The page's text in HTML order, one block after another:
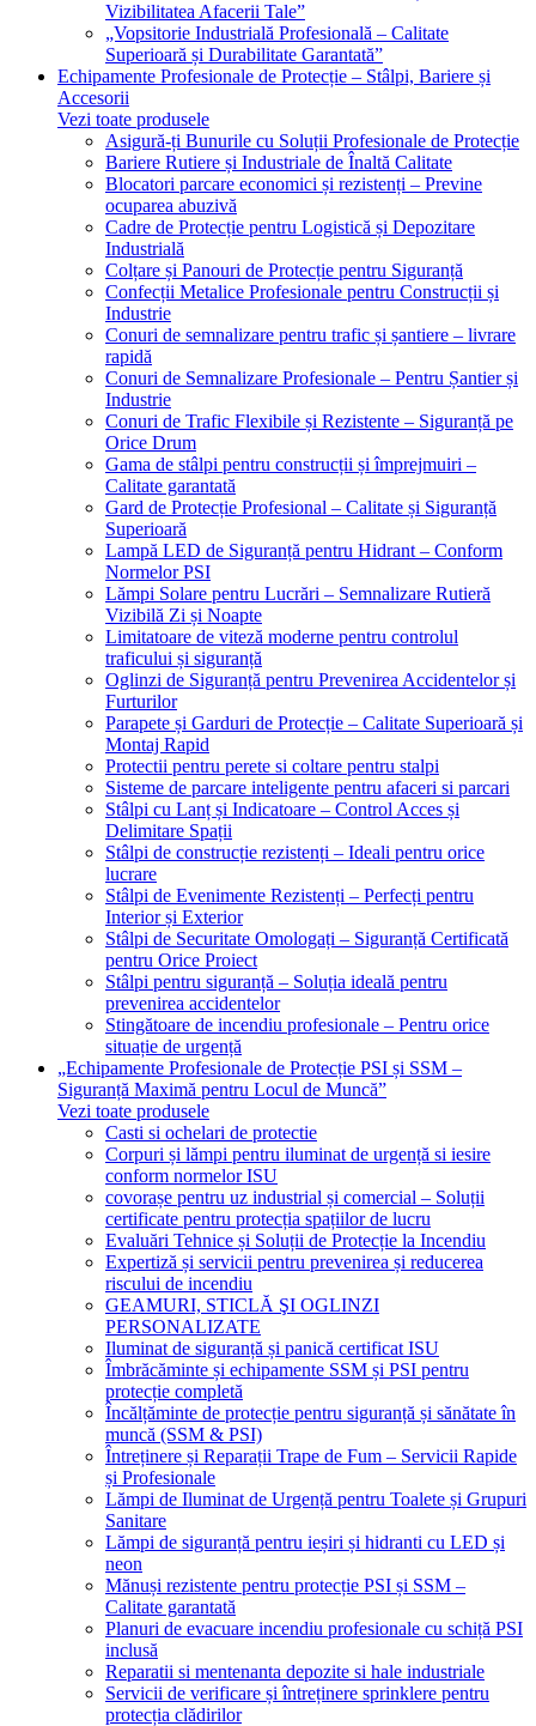
Vizibilitatea Afacerii Tale”
„Vopsitorie Industrială Profesională – Calitate
Superioară și Durabilitate Garantată”
Echipamente Profesionale de Protecție – Stâlpi, Bariere și
Accesorii
Vezi toate produsele
Asigură-ți Bunurile cu Soluții Profesionale de Protecție
Bariere Rutiere și Industriale de Înaltă Calitate
Blocatori parcare economici și rezistenți – Previne
ocuparea abuzivă
Cadre de Protecție pentru Logistică și Depozitare
Industrială
Colțare și Panouri de Protecție pentru Siguranță
Confecții Metalice Profesionale pentru Construcții și
Industrie
Conuri de semnalizare pentru trafic și șantiere – livrare
rapidă
Conuri de Semnalizare Profesionale – Pentru Șantier și
Industrie
Conuri de Trafic Flexibile și Rezistente – Siguranță pe
Orice Drum
Gama de stâlpi pentru construcții și împrejmuiri –
Calitate garantată
Gard de Protecție Profesional – Calitate și Siguranță
Superioară
Lampă LED de Siguranță pentru Hidrant – Conform
Normelor PSI
Lămpi Solare pentru Lucrări – Semnalizare Rutieră
Vizibilă Zi și Noapte
Limitatoare de viteză moderne pentru controlul
traficului și siguranță
Oglinzi de Siguranță pentru Prevenirea Accidentelor și
Furturilor
Parapete și Garduri de Protecție – Calitate Superioară și
Montaj Rapid
Protectii pentru perete si coltare pentru stalpi
Sisteme de parcare inteligente pentru afaceri si parcari
Stâlpi cu Lanț și Indicatoare – Control Acces și
Delimitare Spații
Stâlpi de construcție rezistenți – Ideali pentru orice
lucrare
Stâlpi de Evenimente Rezistenți – Perfecți pentru
Interior și Exterior
Stâlpi de Securitate Omologați – Siguranță Certificată
pentru Orice Proiect
Stâlpi pentru siguranță – Soluția ideală pentru
prevenirea accidentelor
Stingătoare de incendiu profesionale – Pentru orice
situație de urgență
„Echipamente Profesionale de Protecție PSI și SSM –
Siguranță Maximă pentru Locul de Muncă”
Vezi toate produsele
Casti si ochelari de protectie
Corpuri și lămpi pentru iluminat de urgență si iesire
conform normelor ISU
covorașe pentru uz industrial și comercial – Soluții
certificate pentru protecția spațiilor de lucru
Evaluări Tehnice și Soluții de Protecție la Incendiu
Expertiză și servicii pentru prevenirea și reducerea
riscului de incendiu
GEAMURI, STICLĂ ŞI OGLINZI
PERSONALIZATE
Iluminat de siguranță și panică certificat ISU
Îmbrăcăminte și echipamente SSM și PSI pentru
protecție completă
Încălțăminte de protecție pentru siguranță și sănătate în
muncă (SSM & PSI)
Întreținere și Reparații Trape de Fum – Servicii Rapide
și Profesionale
Lămpi de Iluminat de Urgență pentru Toalete și Grupuri
Sanitare
Lămpi de siguranță pentru ieșiri și hidranti cu LED și
neon
Mănuși rezistente pentru protecție PSI și SSM –
Calitate garantată
Planuri de evacuare incendiu profesionale cu schiță PSI
inclusă
Reparatii si mentenanta depozite si hale industriale
Servicii de verificare și întreținere sprinklere pentru
protecția clădirilor